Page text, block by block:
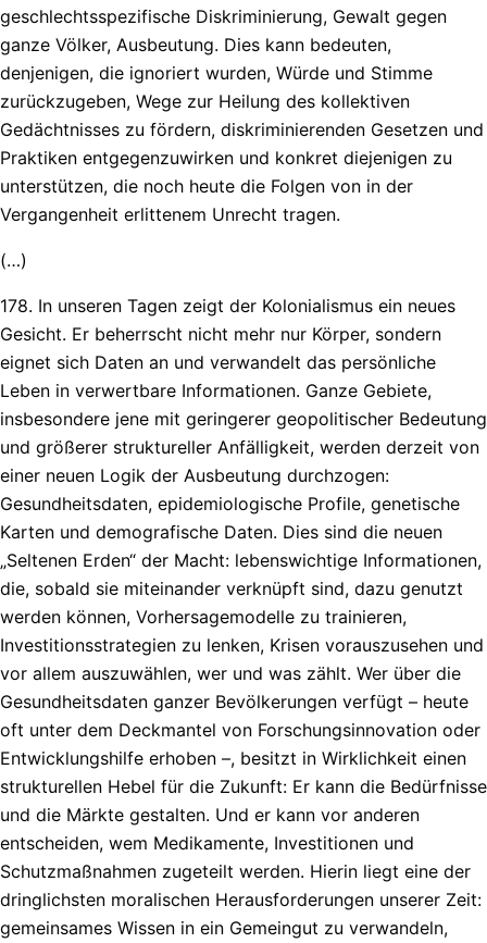
geschlechtsspezifische Diskriminierung, Gewalt gegen
ganze Völker, Ausbeutung. Dies kann bedeuten,
denjenigen, die ignoriert wurden, Würde und Stimme
zurückzugeben, Wege zur Heilung des kollektiven
Gedächtnisses zu fördern, diskriminierenden Gesetzen und
Praktiken entgegenzuwirken und konkret diejenigen zu
unterstützen, die noch heute die Folgen von in der
Vergangenheit erlittenem Unrecht tragen.
(…)
178. In unseren Tagen zeigt der Kolonialismus ein neues
Gesicht. Er beherrscht nicht mehr nur Körper, sondern
eignet sich Daten an und verwandelt das persönliche
Leben in verwertbare Informationen. Ganze Gebiete,
insbesondere jene mit geringerer geopolitischer Bedeutung
und größerer struktureller Anfälligkeit, werden derzeit von
einer neuen Logik der Ausbeutung durchzogen:
Gesundheitsdaten, epidemiologische Profile, genetische
Karten und demografische Daten. Dies sind die neuen
„Seltenen Erden“ der Macht: lebenswichtige Informationen,
die, sobald sie miteinander verknüpft sind, dazu genutzt
werden können, Vorhersagemodelle zu trainieren,
Investitionsstrategien zu lenken, Krisen vorauszusehen und
vor allem auszuwählen, wer und was zählt. Wer über die
Gesundheitsdaten ganzer Bevölkerungen verfügt – heute
oft unter dem Deckmantel von Forschungsinnovation oder
Entwicklungshilfe erhoben –, besitzt in Wirklichkeit einen
strukturellen Hebel für die Zukunft: Er kann die Bedürfnisse
und die Märkte gestalten. Und er kann vor anderen
entscheiden, wem Medikamente, Investitionen und
Schutzmaßnahmen zugeteilt werden. Hierin liegt eine der
dringlichsten moralischen Herausforderungen unserer Zeit:
gemeinsames Wissen in ein Gemeingut zu verwandeln,